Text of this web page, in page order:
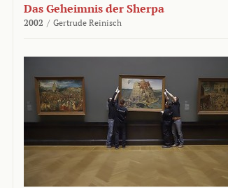
Das Geheimnis der Sherpa
2002 / Gertrude Reinisch